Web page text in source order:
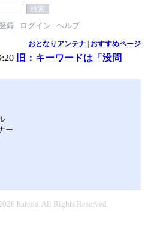
録 ログイン ヘルプ
おとなりアンテナ| おすすめページ
旧：キーワードは「没問
ー
hatena. All Rights Reserved.